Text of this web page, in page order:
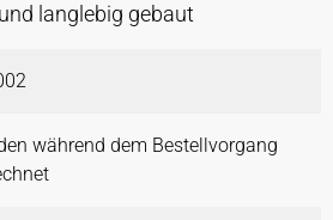
langlebig gebaut
während dem Bestellvorgang